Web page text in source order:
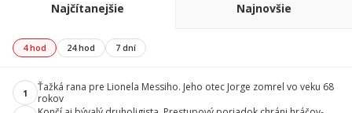
Najčítanejšie Najnovšie
4 hod 24 hod 7 dní
1
Ťažká rana pre Lionela Messiho. Jeho otec Jorge zomrel vo veku 68
rokov